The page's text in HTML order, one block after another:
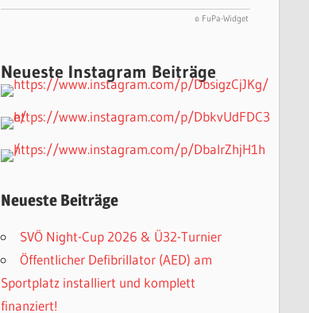
© FuPa-Widget
Neueste Instagram Beiträge
Neueste Beiträge
SVÖ Night-Cup 2026 & Ü32-Turnier
Öffentlicher Defibrillator (AED) am
Sportplatz installiert und komplett
finanziert!